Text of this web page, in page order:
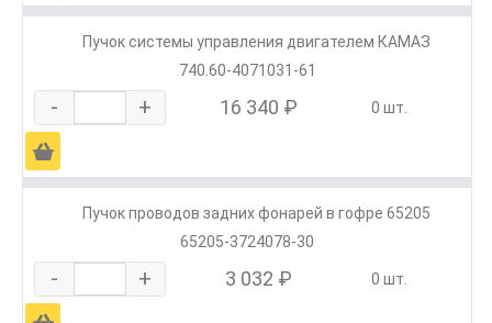
Пучок системы управления двигателем КАМАЗ
740.60-4071031-61
- + 16 340 ₽ 0 шт.
Ä
Пучок проводов задних фонарей в гофре 65205
65205-3724078-30
- + 3 032 ₽ 0 шт.